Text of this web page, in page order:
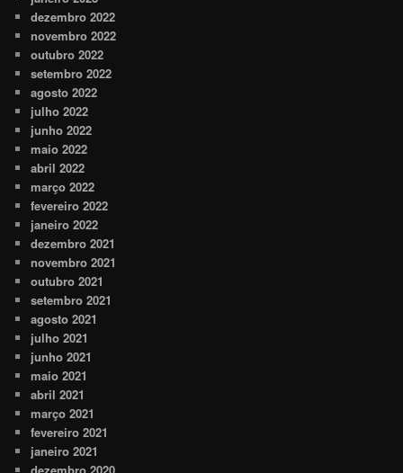
dezembro 2022
novembro 2022
outubro 2022
setembro 2022
agosto 2022
julho 2022
junho 2022
maio 2022
abril 2022
março 2022
fevereiro 2022
janeiro 2022
dezembro 2021
novembro 2021
outubro 2021
setembro 2021
agosto 2021
julho 2021
junho 2021
maio 2021
abril 2021
março 2021
fevereiro 2021
janeiro 2021